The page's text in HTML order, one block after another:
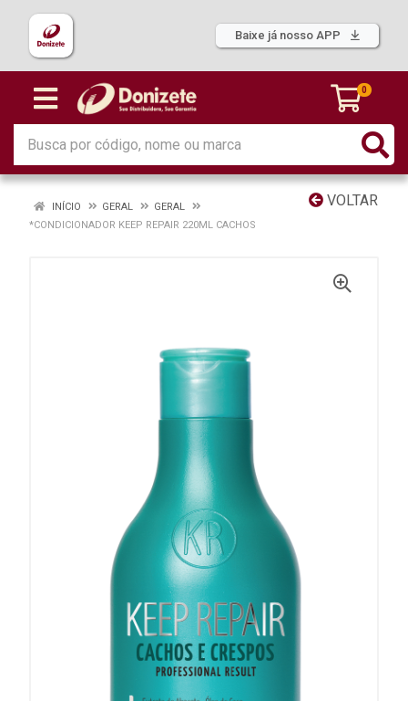
Baixe já nosso APP
0
VOLTAR
INÍCIO GERAL
GERAL
*CONDICIONADOR KEEP REPAIR 220ML CACHOS